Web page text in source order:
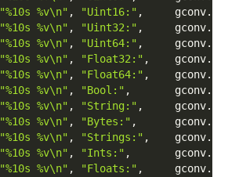
"%10s %v\n" , "Uint16:" ,
     gconv
.
"%10s %v\n" , "Uint32:" ,
     gconv
.
"%10s %v\n" , "Uint64:" ,
     gconv
.
"%10s %v\n" , "Float32:" ,
    gconv
.
"%10s %v\n" , "Float64:" ,
    gconv
.
"%10s %v\n" , "Bool:" ,
       gconv
.
"%10s %v\n" , "String:" ,
     gconv
.
"%10s %v\n" , "Bytes:" ,
      gconv
.
"%10s %v\n" , "Strings:" ,
    gconv
.
"%10s %v\n" , "Ints:" ,
       gconv
.
"%10s %v\n" , "Floats:" ,
     gconv
.